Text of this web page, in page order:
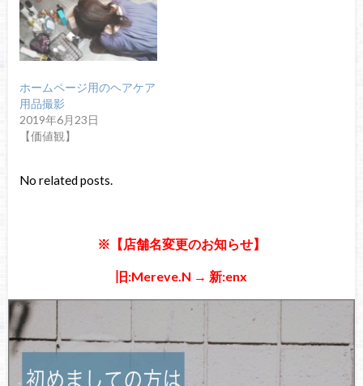
ホームページ用のヘアケア
用品撮影
2019年6月23日
【価値観】
No related posts.
※【店舗名変更のお知らせ】
旧:Mereve.N → 新:enx